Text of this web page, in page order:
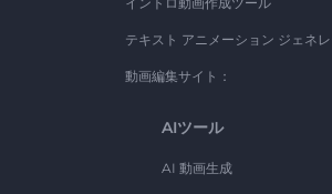
テキスト アニメーション ジェネ
動画編集サイト：
AIツール
AI 動画生成